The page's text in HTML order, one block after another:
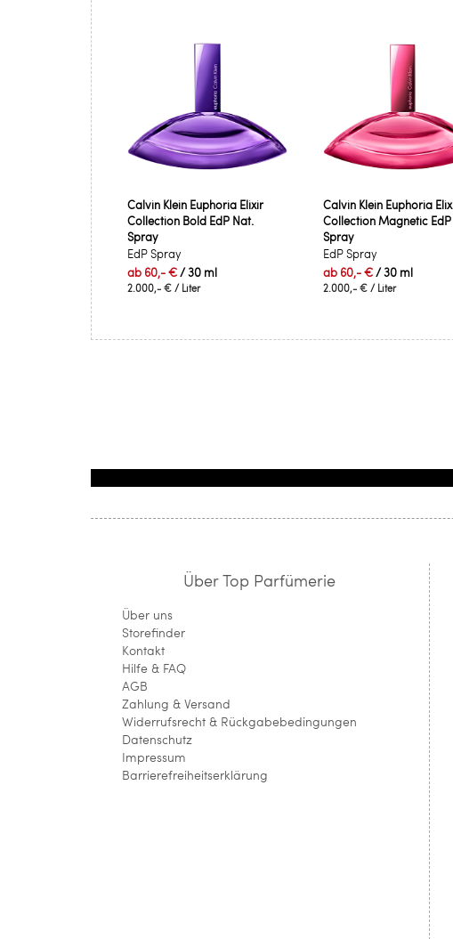
Calvin Klein Euphoria Elixir
Collection Bold EdP Nat.
Spray
EdP Spray
ab 60,- €/ 30 ml
2.000,- € / Liter
Calvin Klein Euphoria
Collection Magnetic
Spray
EdP Spray
ab 60,- €/ 30 ml
2.000,- €/ Liter
Über Top Parfümerie
Über uns
Storefinder
Kontakt
Hilfe & FAQ
AGB
Zahlung & Versand
Widerrufsrecht & Rückgabebedingungen
Datenschutz
Impressum
Barrierefreiheitserklärung